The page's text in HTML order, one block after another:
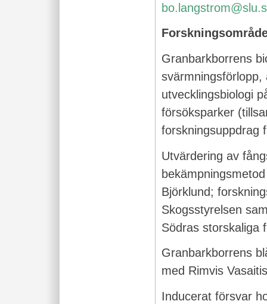
Granbarkborrens
utvecklingsbiologi
försöksparker
forskningsuppdrag
Utvärdering av
Björklund;
Skogsstyrelsen
Södras storskaliga
Granbarkborrens
med Rimvis
Inducerat försvar